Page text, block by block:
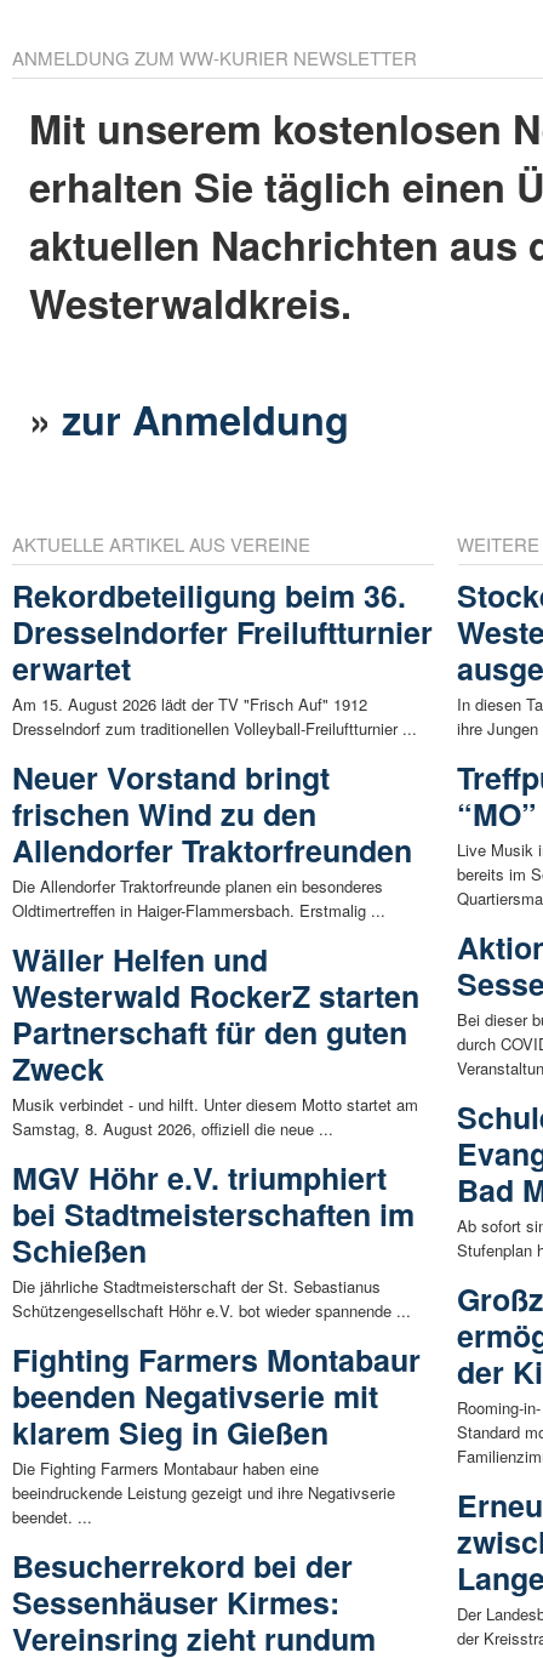
ANMELDUNG ZUM WW-KURIER NEWSLETTER
Mit unserem kostenlosen
erhalten Sie täglich einen
aktuellen Nachrichten aus
Westerwaldkreis.
»zur Anmeldung
AKTUELLE ARTIKEL AUS VEREINE
Rekordbeteiligung beim 36.
Dresselndorfer Freiluftturnier
erwartet
Am 15. August 2026 lädt der TV "Frisch Auf" 1912
Dresselndorf zum traditionellen Volleyball-Freiluftturnier ...
Neuer Vorstand bringt
frischen Wind zu den
Allendorfer Traktorfreunden
Die Allendorfer Traktorfreunde planen ein besonderes
Oldtimertreffen in Haiger-Flammersbach. Erstmalig ...
Wäller Helfen und
Westerwald RockerZ starten
Partnerschaft für den guten
Zweck
Musik verbindet - und hilft. Unter diesem Motto startet am
Samstag, 8. August 2026, offiziell die neue ...
MGV Höhr e.V. triumphiert
bei Stadtmeisterschaften im
Schießen
Die jährliche Stadtmeisterschaft der St. Sebastianus
Schützengesellschaft Höhr e.V. bot wieder spannende ...
Fighting Farmers Montabaur
beenden Negativserie mit
klarem Sieg in Gießen
Die Fighting Farmers Montabaur haben eine
beeindruckende Leistung gezeigt und ihre Negativserie
beendet. ...
Besucherrekord bei der
Sessenhäuser Kirmes:
Vereinsring zieht rundum
In diesen
ihre
“MO”
Live Musik
bereits im
Bei dieser
durch
Bad
Ab sofort
Stufenplan
der
Rooming-
Standard
Der
der